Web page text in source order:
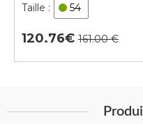
54
120.76